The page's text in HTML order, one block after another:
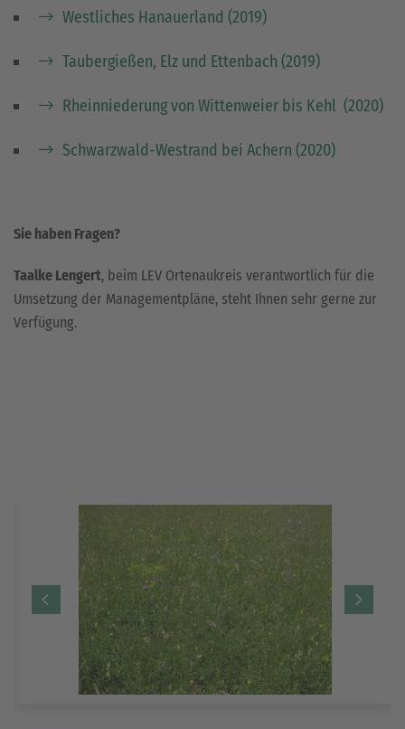
Westliches Hanauerland (2019)
Taubergießen, Elz und Ettenbach (2019)
Rheinniederung von Wittenweier bis Kehl (2020)
Schwarzwald-Westrand bei Achern (2020)
Sie haben Fragen?
Taalke Lengert, beim LEV Ortenaukreis verantwortlich für die
Umsetzung der Managementpläne, steht Ihnen sehr gerne zur
Verfügung.